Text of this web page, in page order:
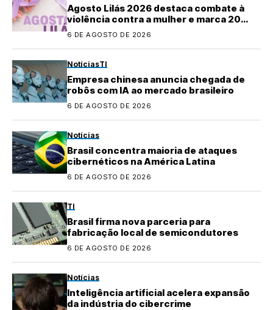
Agosto Lilás 2026 destaca combate à
violência contra a mulher e marca 20
anos da Lei Maria da Penha
6 DE AGOSTO DE 2026
NotíciasTI
Empresa chinesa anuncia chegada de
robôs com IA ao mercado brasileiro
6 DE AGOSTO DE 2026
Notícias
Brasil concentra maioria de ataques
cibernéticos na América Latina
6 DE AGOSTO DE 2026
TI
Brasil firma nova parceria para
fabricação local de semicondutores
6 DE AGOSTO DE 2026
Notícias
Inteligência artificial acelera expansão
da indústria do cibercrime